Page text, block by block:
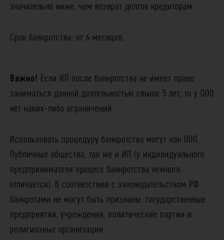
значительно ниже, чем возврат долгов кредиторам.
Срок банкротства: от 6 месяцев.
Важно! Если ИП после банкротства не имеет право
заниматься данной деятельностью свыше 5 лет, то у ООО
нет каких-либо ограничений.
Использовать процедуру банкротства могут как ООО,
Публичные общества, так же и ИП (у индивидуального
предпринимателя процесс банкротства немного
отличается). В соответствии с законодательством РФ
банкротами не могут быть признаны: государственные
предприятия, учреждения, политические партии и
религиозные организации.